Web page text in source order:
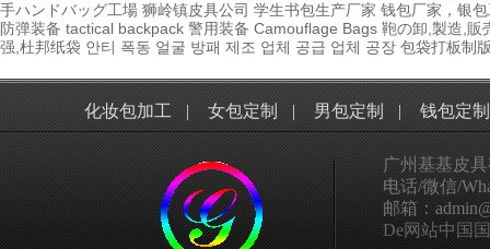
手ハンドバッグ工場 狮岭镇皮具公司 学生书包生产厂家 钱包厂家，银
防弹装备 tactical backpack 警用装备 Camouflage Bags 鞄の卸,製造,販
强,杜邦纸袋 안티 폭동 얼굴 방패 제조 업체 공급 업체 공장 包袋打板制
化妆包加工 | 女包定制 | 男包定制 | 钱包定制
广州基基皮
电话/微信/
邮箱：
De网站中国